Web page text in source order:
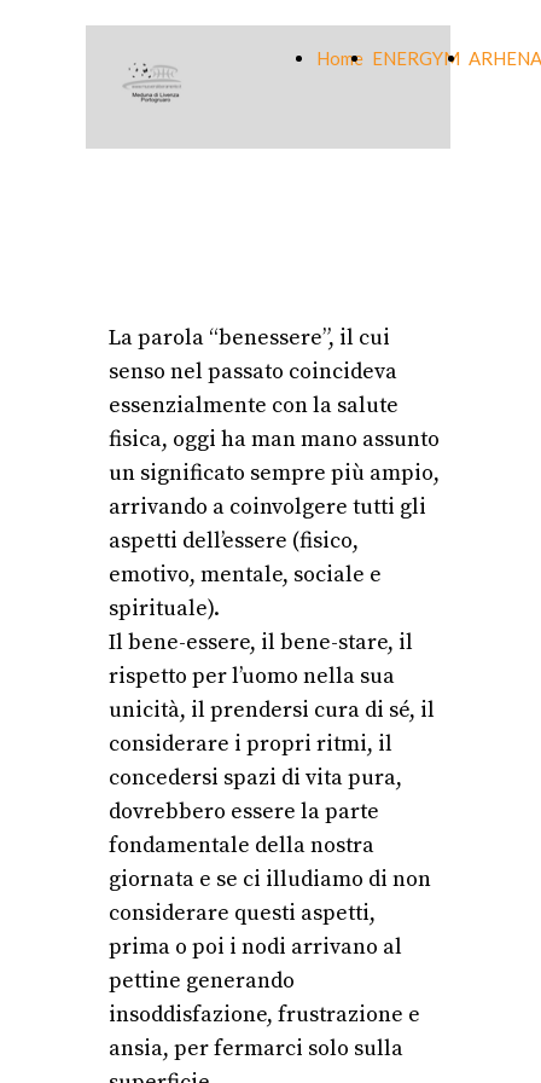
Home ENERGYM
La parola “benessere”, il cui
senso nel passato coincideva
essenzialmente con la salute
fisica, oggi ha man mano assunto
un significato sempre più ampio,
arrivando a coinvolgere tutti gli
aspetti dell’essere (fisico,
emotivo, mentale, sociale e
spirituale).
Il bene-essere, il bene-stare, il
rispetto per l’uomo nella sua
unicità, il prendersi cura di sé, il
considerare i propri ritmi, il
concedersi spazi di vita pura,
dovrebbero essere la parte
fondamentale della nostra
giornata e se ci illudiamo di non
considerare questi aspetti,
prima o poi i nodi arrivano al
pettine generando
insoddisfazione, frustrazione e
ansia, per fermarci solo sulla